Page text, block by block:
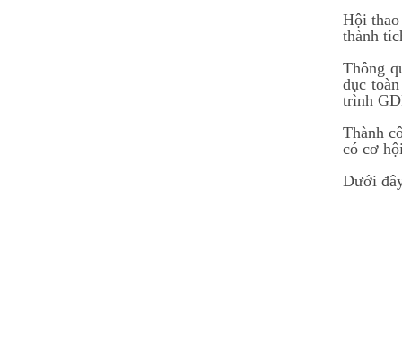
Hội
thành
Thông
dục
trình
Thành
có cơ
Dưới